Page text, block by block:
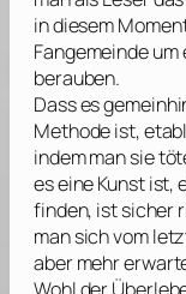
in diesem
Fangemeinde
berauben.
Dass es
Methode ist,
indem man sie
es eine Kunst ist,
finden, ist sicher
man sich vom
aber mehr